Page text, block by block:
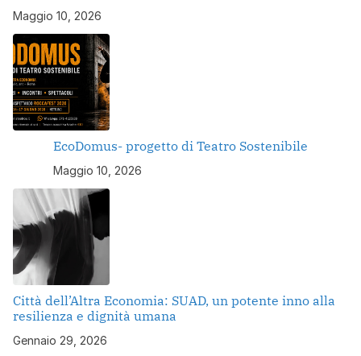
Maggio 10, 2026
EcoDomus- progetto di Teatro Sostenibile
Maggio 10, 2026
Città dell’Altra Economia: SUAD, un potente inno alla
resilienza e dignità umana
Gennaio 29, 2026